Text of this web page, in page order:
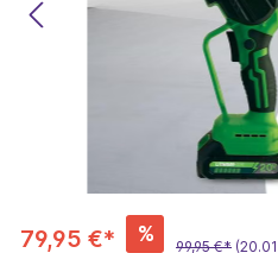
79,95 €* %
99,95 €*